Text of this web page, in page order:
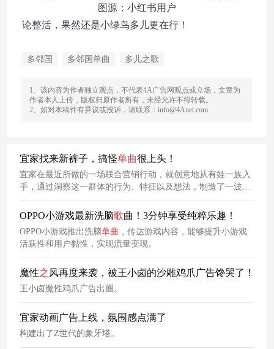
图源：小红书用户
论整活，果然还是小绿鸟多儿更在行！
多邻国 多邻国单曲 多儿之歌
1、该内容为作者独立观点，不代表4A广告网观点或立场，文章为
作者本人上传，版权归原作者所有，未经允许不得转载。
2、如对本稿件有异议或投诉，请联系：info@4Anet.com
宜家找来新裤子，搞怪单曲很上头！
宜家在最近所做的一场联合营销行动，就创意地从有娃一族入
手，通过洞察这一群体的行为、特征以及想法，制造了一波营
销上的新鲜感。
OPPO小游戏最新洗脑歌曲！3分钟享受纯粹乐趣！
OPPO小游戏推出洗脑单曲 ，传达游戏内容，能够提升小游戏
活跃性和用户黏性，实现流量变现。
魔性之 风再度来袭，被王小卤的沙雕鸡爪广告馋哭了！
王小卤魔性鸡爪广告出圈。
宜家动画广告上线，氛围感点满了
构建出了Z世代的象牙塔。